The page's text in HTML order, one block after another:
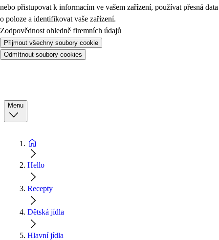
nebo přistupovat k informacím ve vašem zařízení, používat přesná data
o poloze a identifikovat vaše zařízení.
Zodpovědnost ohledně firemních údajů
Přijmout všechny soubory cookie
Odmítnout soubory cookies
Menu
Hello
Recepty
Dětská jídla
Hlavní jídla